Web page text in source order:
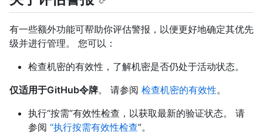
有一些额外功能可帮助你评估警报，以便更好地确定其优先
级并进行管理。 您可以：
检查机密的有效性，了解机密是否仍处于活动状态。
仅适用于GitHub令牌。 请参阅 检查机密的有效性。
执行“按需”有效性检查，以获取最新的验证状态。 请
参阅 “执行按需有效性检查”。